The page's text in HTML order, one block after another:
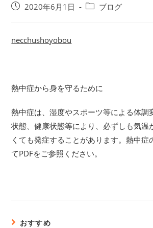
2020年6月1日 ブログ
necchushoyobou
熱中症から身を守るために
熱中症は、湿度やスポーツ等による体調
状態、健康状態等により、必ずしも気温
くても発症することがあります。熱中症
てPDFをご参照ください。
おすすめ